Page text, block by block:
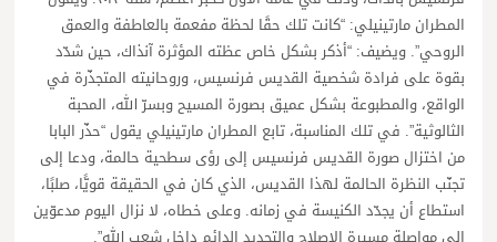
المطران مارتينيلي: “كانت تلك حقًا لحظة مفعمة بالعاطفة والعمق
الروحي”. ويضيف: “أذكر بشكل خاص عظته المؤثرة آنذاك، حين شدّد
بقوة على فرادة شخصية القديس فرنسيس، وروحانيته المتجذّرة في
الواقع، والمطبوعة بشكل عميق بصورة المسيح وبسرّ الله، المحبة
الثالوثية”. في تلك المناسبة، تابع المطران مارتينيلي يقول “حذّر البابا
من اختزال صورة القديس فرنسيس إلى رؤى سطحية حالمة، ودعا إلى
تجنّب النظرة الحالمة لهذا القديس، الذي كان في الحقيقة قويًّا، صلبًا،
استطاع أن يجدّد الكنيسة في زمانه. وعلى خطاه، لا نزال اليوم مدعوّين